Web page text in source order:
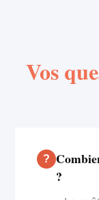
Vos
?